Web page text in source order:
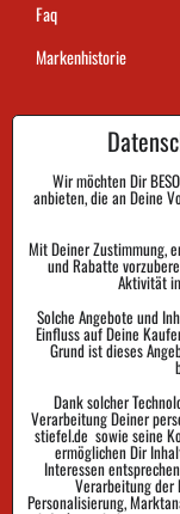
Faq
Markenhistorie
Dauer der
Zahlung
Warenrückgabe und
Größe
Schutz der Privatsphäre
Sendungsverfolgung
Wir möchten Dir
anbieten, die an Deine
Mit Deiner Zustimmung,
und Rabatte
Aktivität
Solche Angebote und
Einfluss auf Deine
Grund ist dieses
Dank solcher
Verarbeitung Deiner
stiefel.de sowie seine
ermöglichen Dir
Interessen
Verarbeitung der
Personalisierung,